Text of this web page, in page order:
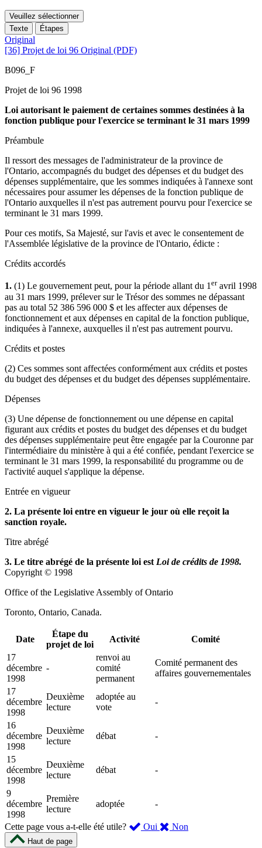
Veuillez sélectionner
Texte
Étapes
Original
[36] Projet de loi 96 Original (PDF)
B096_F
Projet de loi 96 1998
Loi autorisant le paiement de certaines sommes destinées à la
fonction publique pour l'exercice se terminant le 31 mars 1999
Préambule
Il ressort des messages de l'administrateur de la province de
l'Ontario, accompagnés du budget des dépenses et du budget des
dépenses supplémentaire, que les sommes indiquées à l'annexe sont
nécessaires pour assumer les dépenses de la fonction publique de
l'Ontario auxquelles il n'est pas autrement pourvu pour l'exercice se
terminant le 31 mars 1999.
Pour ces motifs, Sa Majesté, sur l'avis et avec le consentement de
l'Assemblée législative de la province de l'Ontario, édicte :
Crédits accordés
1. (1) Le gouvernement peut, pour la période allant du 1eravril 1998
au 31 mars 1999, prélever sur le Trésor des sommes ne dépassant
pas au total 52 386 596 000 $ et les affecter aux dépenses de
fonctionnement et aux dépenses en capital de la fonction publique,
indiquées à l'annexe, auxquelles il n'est pas autrement pourvu.
Crédits et postes
(2) Ces sommes sont affectées conformément aux crédits et postes
du budget des dépenses et du budget des dépenses supplémentaire.
Dépenses
(3) Une dépense de fonctionnement ou une dépense en capital
figurant aux crédits et postes du budget des dépenses et du budget
des dépenses supplémentaire peut être engagée par la Couronne par
l'intermédiaire du ministère à qui a été confiée, pendant l'exercice se
terminant le 31 mars 1999, la responsabilité du programme ou de
l'activité auquel s'applique la dépense.
Entrée en vigueur
2. La présente loi entre en vigueur le jour où elle reçoit la
sanction royale.
Titre abrégé
3. Le titre abrégé de la présente loi est Loi de crédits de 1998.
Copyright © 1998
Office of the Legislative Assembly of Ontario
Toronto, Ontario, Canada.
Date
Étape du
projet de loi
Activité
Comité
17
décembre
1998
-
renvoi au
comité
permanent
Comité permanent des
affaires gouvernementales
17
décembre
1998
Deuxième
lecture
adoptée au
vote
-
16
décembre
1998
Deuxième
lecture
débat -
15
décembre
1998
Deuxième
lecture
débat -
9
décembre
1998
Première
lecture
adoptée -
Cette page vous a-t-elle été utile? Oui ,
Non
Haut de page